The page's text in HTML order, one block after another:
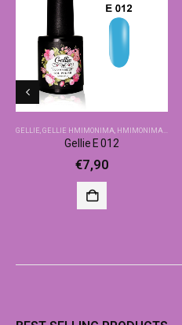
GELLIE GELLIE ΗΜΙΜΌΝΙΜΑ ΗΜΙΜΌΝΙΜΑ-ΒΑΣΙΚΆ ΧΡΏΜΑΤΑ
Gellie E 012
€7,90